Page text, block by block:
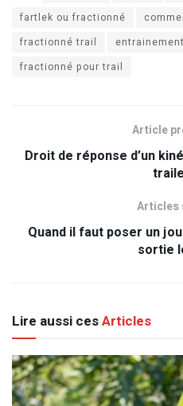
fartlek ou fractionné
fractionné trail
fractionné pour trail
Article
Droit de réponse d’un
Articles
Quand il faut poser un
sortie
Lire aussi cesArticles